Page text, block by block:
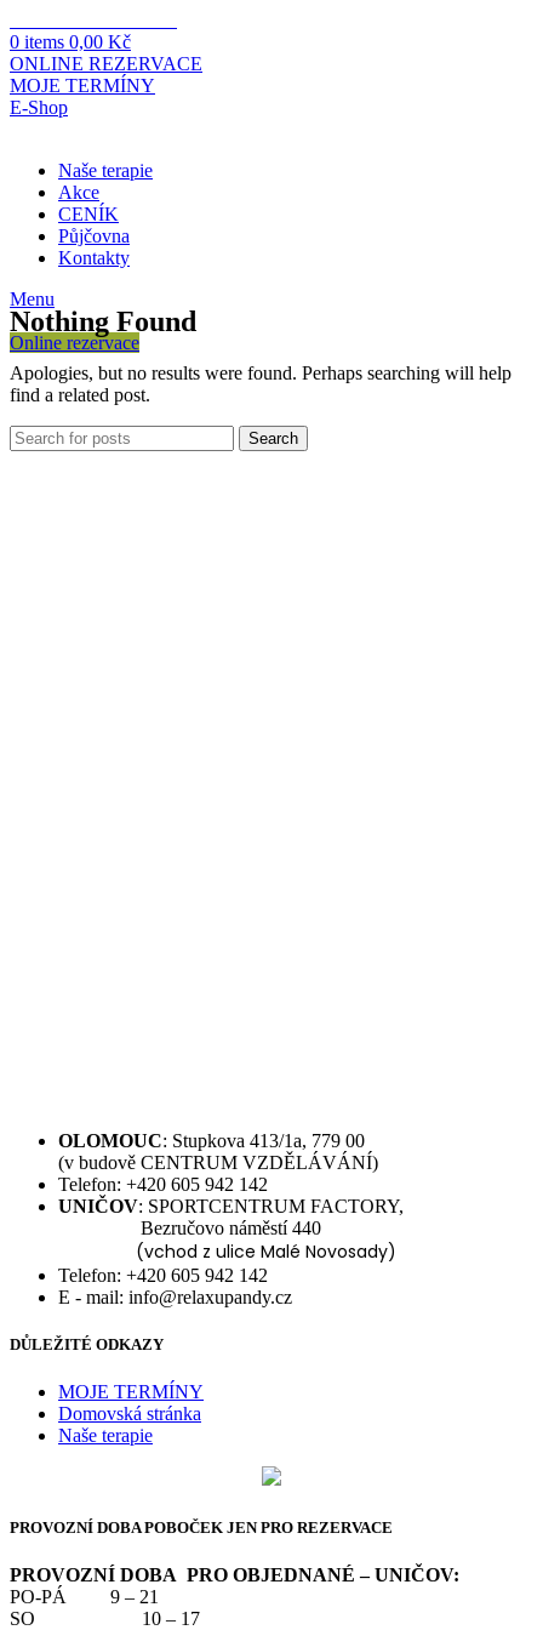
0 items 0,00 Kč
ONLINE REZERVACE
MOJE TERMÍNY
E-Shop
Naše terapie
Akce
CENÍK
Půjčovna
Kontakty
Menu
Online rezervace
Nothing Found
Apologies, but no results were found. Perhaps searching will help
find a related post.
Search
OLOMOUC: Stupkova 413/1a, 779 00
(v budově CENTRUM VZDĚLÁVÁNÍ)
Telefon: +420 605 942 142
UNIČOV: SPORTCENTRUM FACTORY,
Bezručovo náměstí 440
(vchod z ulice Malé Novosady)
Telefon: +420 605 942 142
E - mail: info@relaxupandy.cz
DŮLEŽITÉ ODKAZY
MOJE TERMÍNY
Domovská stránka
Naše terapie
PROVOZNÍ DOBA POBOČEK JEN PRO REZERVACE
PROVOZNÍ DOBA PRO OBJEDNANÉ – UNIČOV:
PO-PÁ 9 – 21
SO 10 – 17